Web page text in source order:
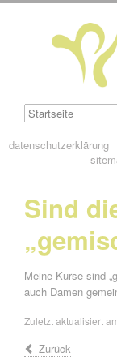
datenschutzerklärung
Sind
Meine Kurse sind
auch Damen
Zuletzt aktualisiert
Zurück